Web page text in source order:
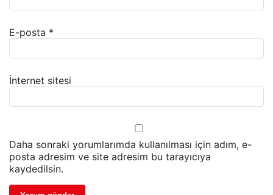
E-posta *
İnternet sitesi
Daha sonraki yorumlarımda kullanılması için adım, e-
posta adresim ve site adresim bu tarayıcıya
kaydedilsin.